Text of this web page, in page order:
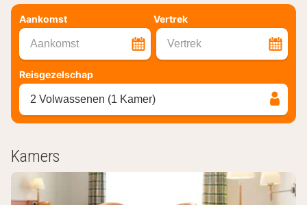
Aankomst Vertrek
Aankomst Vertrek
Reisgezelschap
2 Volwassenen (1 Kamer)
Kamers